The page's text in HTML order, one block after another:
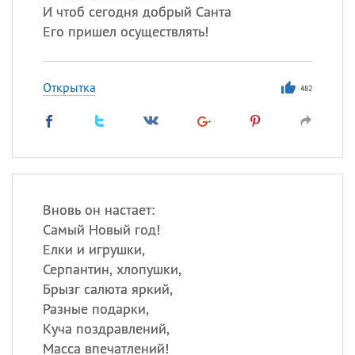
И чтоб сегодня добрый Санта
Его пришел осуществлять!
Открытка 482
Вновь он настает:
Самый Новый год!
Елки и игрушки,
Серпантин, хлопушки,
Брызг салюта яркий,
Разные подарки,
Куча поздравлений,
Масса впечатлений!